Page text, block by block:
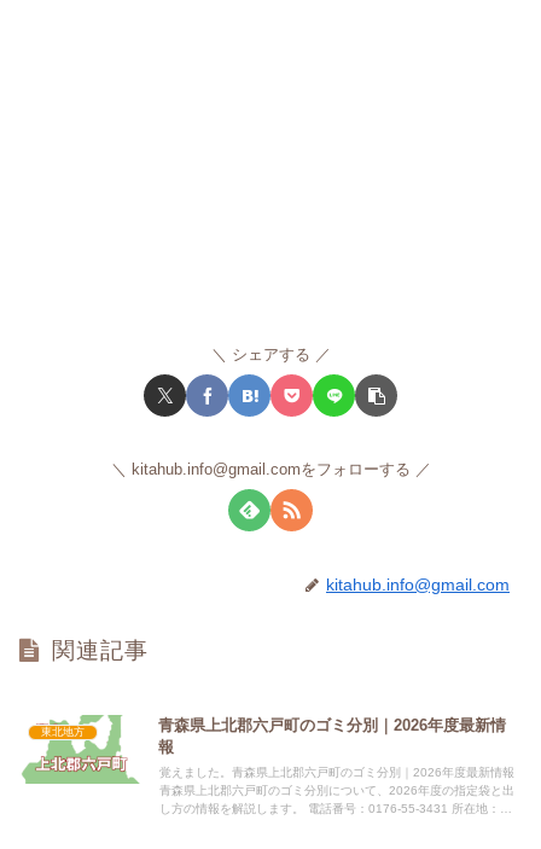
シェアする
kitahub.info@gmail.comをフォローする
kitahub.info@gmail.com
関連記事
東北地方
青森県上北郡六戸町のゴミ分別｜2026年度最新情
報
覚えました。青森県上北郡六戸町のゴミ分別｜2026年度最新情報
青森県上北郡六戸町のゴミ分別について、2026年度の指定袋と出
し方の情報を解説します。 電話番号：0176-55-3431 所在地：青